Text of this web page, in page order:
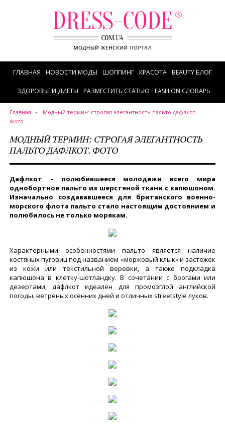
ГЛАВНАЯ НОВОСТИ МОДЫ ШОППИНГ КРАСОТА BEAUTY БЛОГ
ЗДОРОВЬЕ И ДИЕТЫ РАЗМЕСТИТЬ СТАТЬЮ FASHION СЛОВАРЬ
Главная
Модный термин: строгая элегантность пальто дафлкот.
Фото
МОДНЫЙ ТЕРМИН: СТРОГАЯ ЭЛЕГАНТНОСТЬ
ПАЛЬТО ДАФЛКОТ. ФОТО
Дафлкот – полюбившееся молодежи всего мира
однобортное пальто из шерстяной ткани с капюшоном.
Изначально создававшееся для британского военно-
морского флота пальто стало настоящим достоянием и
полюбилось не только морякам.
Характерными особенностями пальто является наличие
костяных пуговиц под названием «моржовый клык» и застежек
из кожи или текстильной веревки, а также подкладка
капюшона в клетку-шотландку. В сочетании с брогами или
дезертами, дафлкот идеален для промозглой английской
погоды, ветреных осенних дней и отличных streetstyle луков.